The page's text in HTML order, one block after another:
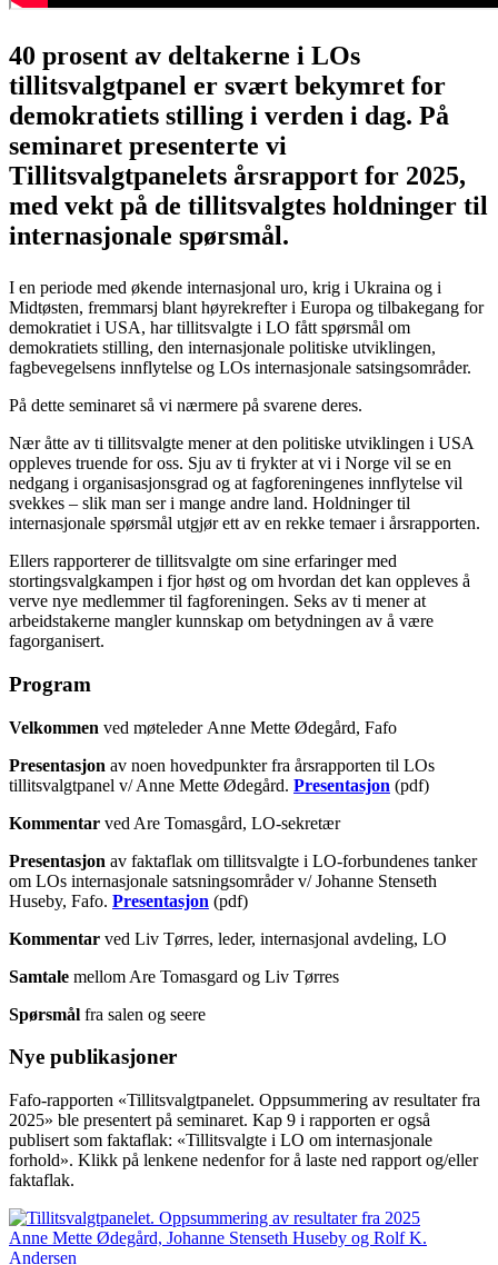
40 prosent av deltakerne i LOs
tillitsvalgtpanel er svært bekymret for
demokratiets stilling i verden i dag. På
seminaret presenterte vi
Tillitsvalgtpanelets årsrapport for 2025,
med vekt på de tillitsvalgtes holdninger til
internasjonale spørsmål.
I en periode med økende internasjonal uro, krig i Ukraina og i
Midtøsten, fremmarsj blant høyrekrefter i Europa og tilbakegang for
demokratiet i USA, har tillitsvalgte i LO fått spørsmål om
demokratiets stilling, den internasjonale politiske utviklingen,
fagbevegelsens innflytelse og LOs internasjonale satsingsområder.
På dette seminaret så vi nærmere på svarene deres.
Nær åtte av ti tillitsvalgte mener at den politiske utviklingen i USA
oppleves truende for oss. Sju av ti frykter at vi i Norge vil se en
nedgang i organisasjonsgrad og at fagforeningenes innflytelse vil
svekkes – slik man ser i mange andre land. Holdninger til
internasjonale spørsmål utgjør ett av en rekke temaer i årsrapporten.
Ellers rapporterer de tillitsvalgte om sine erfaringer med
stortingsvalgkampen i fjor høst og om hvordan det kan oppleves å
verve nye medlemmer til fagforeningen. Seks av ti mener at
arbeidstakerne mangler kunnskap om betydningen av å være
fagorganisert.
Program
Velkommen ved møteleder Anne Mette Ødegård, Fafo
Presentasjon av noen hovedpunkter fra årsrapporten til LOs
tillitsvalgtpanel v/ Anne Mette Ødegård. Presentasjon (pdf)
Kommentar ved Are Tomasgård, LO-sekretær
Presentasjon av faktaflak om tillitsvalgte i LO-forbundenes tanker
om LOs internasjonale satsningsområder v/ Johanne Stenseth
Huseby, Fafo. Presentasjon (pdf)
Kommentar ved Liv Tørres, leder, internasjonal avdeling, LO
Samtale mellom Are Tomasgard og Liv Tørres
Spørsmål fra salen og seere
Nye publikasjoner
Fafo-rapporten «Tillitsvalgtpanelet. Oppsummering av resultater fra
2025» ble presentert på seminaret. Kap 9 i rapporten er også
publisert som faktaflak: «Tillitsvalgte i LO om internasjonale
forhold». Klikk på lenkene nedenfor for å laste ned rapport og/eller
faktaflak.
Anne Mette Ødegård, Johanne Stenseth Huseby og Rolf K.
Andersen